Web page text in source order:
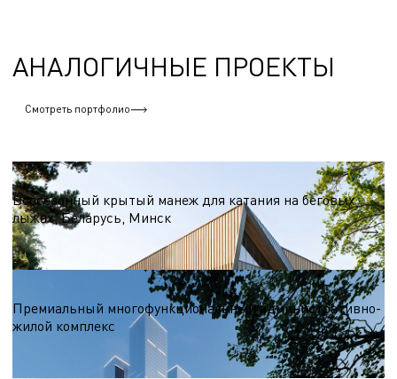
АНАЛОГИЧНЫЕ ПРОЕКТЫ
Смотреть портфолио
Бизнес центры
Всесезонный крытый манеж для катания на беговых
лыжах, Беларусь, Минск
S = 27 000 м.кв.
Премиальный многофункциональный административно-
жилой комплекс